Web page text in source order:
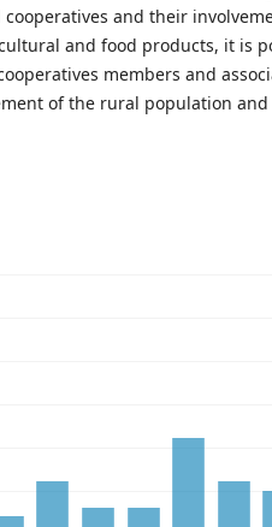
and their
and food products, it is
members and
of the rural population